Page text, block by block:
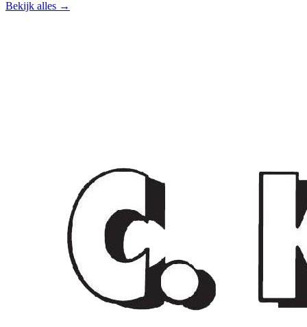
Bekijk alles →